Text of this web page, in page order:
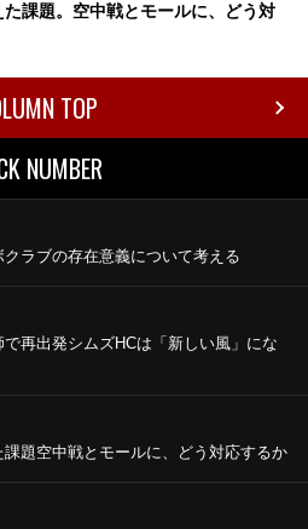
課題。空中戦とモールに、どう対
TOP
NUMBER
クラブの存在意義について考える
で再出発シムズHCは「新しい風」にな
課題空中戦とモールに、どう対応するか